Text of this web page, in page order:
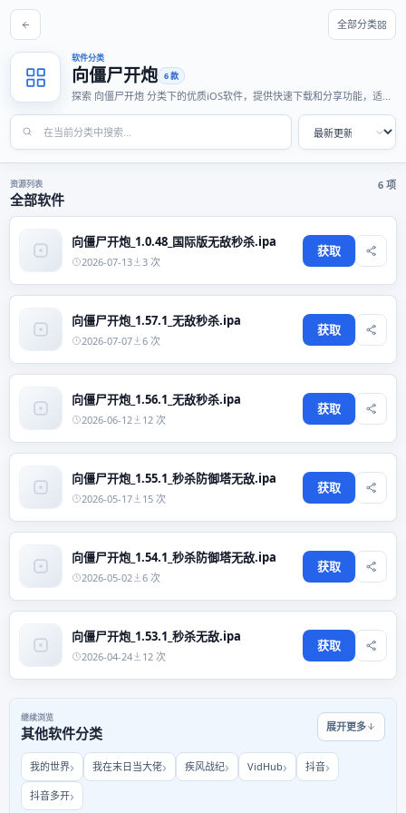
全部分类
软件分类
向僵尸开炮 6 款
探索 向僵尸开炮 分类下的优质iOS软件，提供快速下载和分享功能，适合
资源列表
全部软件
6 项
向僵尸开炮_1.0.48_国际版无敌秒杀.ipa
2026-07-13 3 次
获取
向僵尸开炮_1.57.1_无敌秒杀.ipa
2026-07-07 6 次
获取
向僵尸开炮_1.56.1_无敌秒杀.ipa
2026-06-12 12 次
获取
向僵尸开炮_1.55.1_秒杀防御塔无敌.ipa
2026-05-17 15 次
获取
向僵尸开炮_1.54.1_秒杀防御塔无敌.ipa
2026-05-02 6 次
获取
向僵尸开炮_1.53.1_秒杀无敌.ipa
2026-04-24 12 次
获取
继续浏览
其他软件分类 展开更多
我的世界 我在末日当大佬 疾风战纪 VidHub 抖音
抖音多开